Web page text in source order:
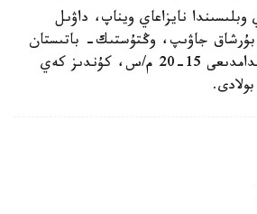
وبلىسىندا نايزاعاي ويناپ، داۋىل
جاۋىپ، وڭتۇستىك- باتىستان
جەل تۇرادى. ونىڭ جىلدامدىعى 15-20 م/س، كۇندىز كەي